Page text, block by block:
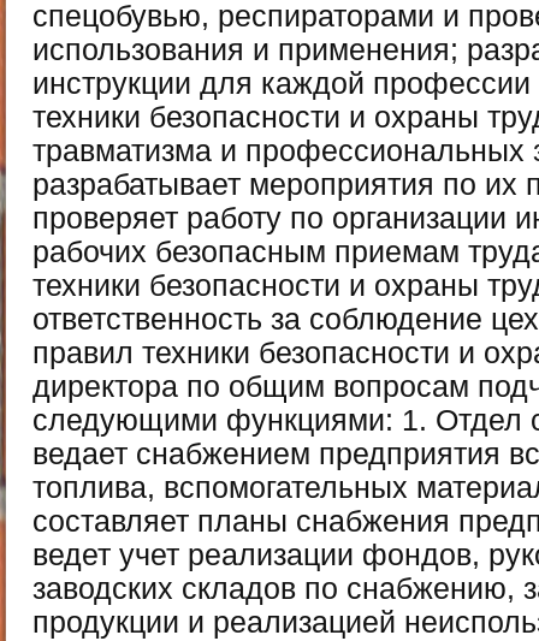
спецобувью, респираторами и
использования и применения;
инструкции для каждой
техники безопасности и охраны
травматизма и профессиональных
разрабатывает мероприятия по
проверяет работу по организации
рабочих безопасным приемам
техники безопасности и охраны
ответственность за соблюдение
правил техники безопасности и
директора по общим вопросам
следующими функциями: 1. Отдел
ведает снабжением предприятия
топлива, вспомогательных
составляет планы снабжения
ведет учет реализации фондов,
заводских складов по снабжению,
продукции и реализацией